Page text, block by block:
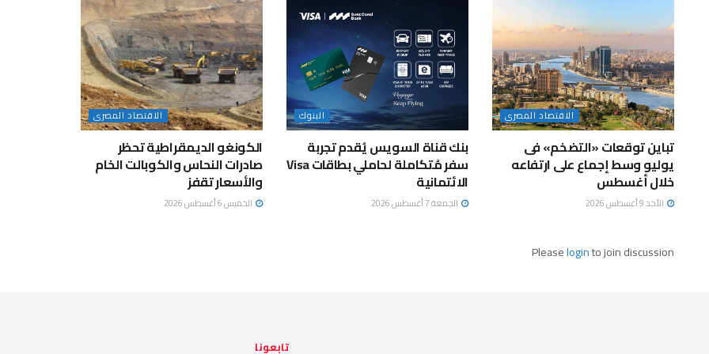
الاقتصاد المصرى
تباين توقعات «التضخم» فى
يوليو وسط إجماع على ارتفاعه
خلال أغسطس
الأحد 9 أغسطس 2026
البنوك
بنك قناة السويس يُقدم تجربة
سفر مُتكاملة لحاملي بطاقات Visa
الائتمانية
الجمعة 7 أغسطس 2026
الاقتصاد المصرى
الكونغو الديمقراطية تحظر
صادرات النحاس والكوبالت الخام
والأسعار تقفز
الخميس 6 أغسطس 2026
Pleaseloginto join discussion
تابعونا